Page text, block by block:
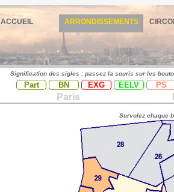
ACCUEIL ARRONDISSEMENTS
Signification des sigles : passez la souris sur les
Part BN EXG EELV PS
Paris
Survolez chaque